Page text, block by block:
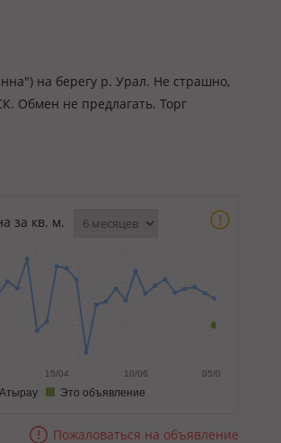
на берегу р. Урал. Не страшно,
Обмен не предлагать. Торг
за кв. м. !
15/04 10/06 05/08
Атырау Это объявление
Пожаловаться на объявление